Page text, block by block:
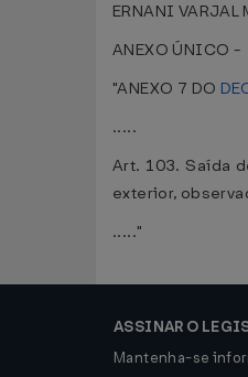
ERNANI
ANEXO ÚNICO -
"ANEXO 7 DO
.....
Art. 103. Saída
exterior,
....."
ASSINAR O
Mantenha-se